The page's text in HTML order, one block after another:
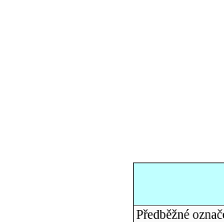
Předběžné